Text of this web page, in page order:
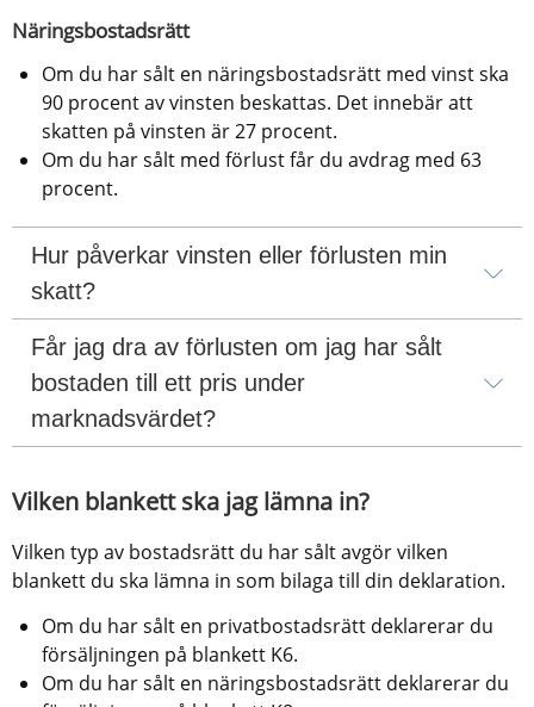
Näringsbostadsrätt
Om du har sålt en näringsbostadsrätt med vinst ska
90 procent av vinsten beskattas. Det innebär att
skatten på vinsten är 27 procent.
Om du har sålt med förlust får du avdrag med 63
procent.
Hur påverkar vinsten eller förlusten min
skatt?
Får jag dra av förlusten om jag har sålt
bostaden till ett pris under
marknadsvärdet?
Vilken blankett ska jag lämna in?
Vilken typ av bostadsrätt du har sålt avgör vilken
blankett du ska lämna in som bilaga till din deklaration.
Om du har sålt en privatbostadsrätt deklarerar du
försäljningen på blankett K6.
Om du har sålt en näringsbostadsrätt deklarerar du